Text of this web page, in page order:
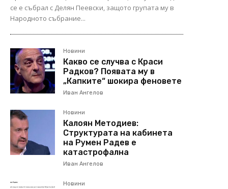
се е събрал с Делян Пеевски, защото групата му в
Народното събрание...
Новини
Какво се случва с Краси
Радков? Появата му в
„Капките“ шокира феновете
Иван Ангелов
Новини
Калоян Методиев:
Структурата на кабинета
на Румен Радев е
катастрофална
Иван Ангелов
Новини